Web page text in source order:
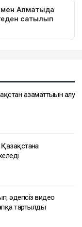
азаматтығын алу
әдепсіз видео
тартылды